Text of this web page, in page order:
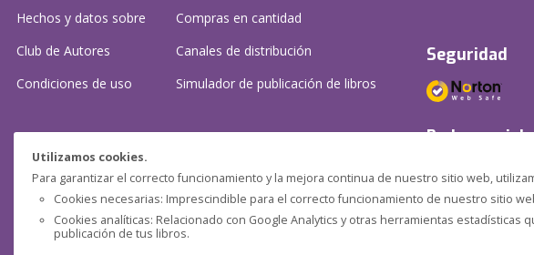
Utilizamos cookies.
Para garantizar el correcto funcionamiento y la mejora continua de nuestro sitio web,
Cookies necesarias: Imprescindible para el correcto funcionamiento de nuestro sitio
Cookies analíticas: Relacionado con Google Analytics y otras herramientas
publicación de tus libros.
Hechos y datos sobre
Club de Autores
Condiciones de uso
Compras en cantidad
Canales de distribución
Simulador de publicación de libros
¿Necesitas ayuda?
Preguntas frecuentes
Contacta con nosotros: (contacto@clubdeautores.com )
Seguridad
Redes